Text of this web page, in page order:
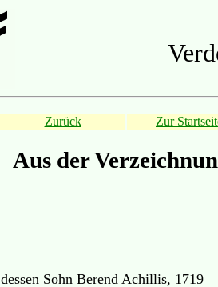
Zurück Zur
Aus der
dessen Sohn Berend Achillis, 1719